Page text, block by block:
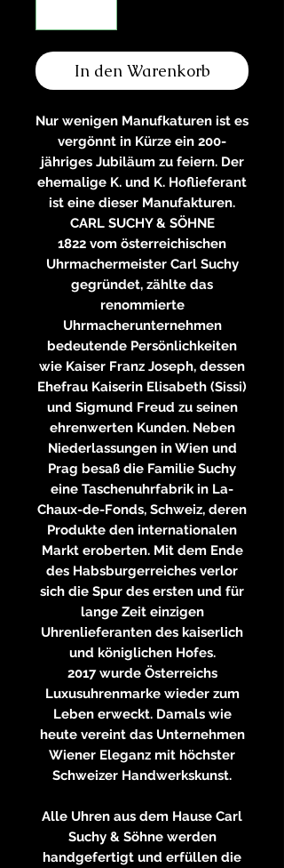
In den Warenkorb
Nur wenigen Manufkaturen ist es
vergönnt in Kürze ein 200-
jähriges Jubiläum zu feiern. Der
ehemalige K. und K. Hoflieferant
ist eine dieser Manufakturen.
CARL SUCHY & SÖHNE
1822 vom österreichischen
Uhrmachermeister Carl Suchy
gegründet, zählte das
renommierte
Uhrmacherunternehmen
bedeutende Persönlichkeiten
wie Kaiser Franz Joseph, dessen
Ehefrau Kaiserin Elisabeth (Sissi)
und Sigmund Freud zu seinen
ehrenwerten Kunden. Neben
Niederlassungen in Wien und
Prag besaß die Familie Suchy
eine Taschenuhrfabrik in La-
Chaux-de-Fonds, Schweiz, deren
Produkte den internationalen
Markt eroberten. Mit dem Ende
des Habsburgerreiches verlor
sich die Spur des ersten und für
lange Zeit einzigen
Uhrenlieferanten des kaiserlich
und königlichen Hofes.
2017 wurde Österreichs
Luxusuhrenmarke wieder zum
Leben erweckt. Damals wie
heute vereint das Unternehmen
Wiener Eleganz mit höchster
Schweizer Handwerkskunst.
Alle Uhren aus dem Hause Carl
Suchy & Söhne werden
handgefertigt und erfüllen die